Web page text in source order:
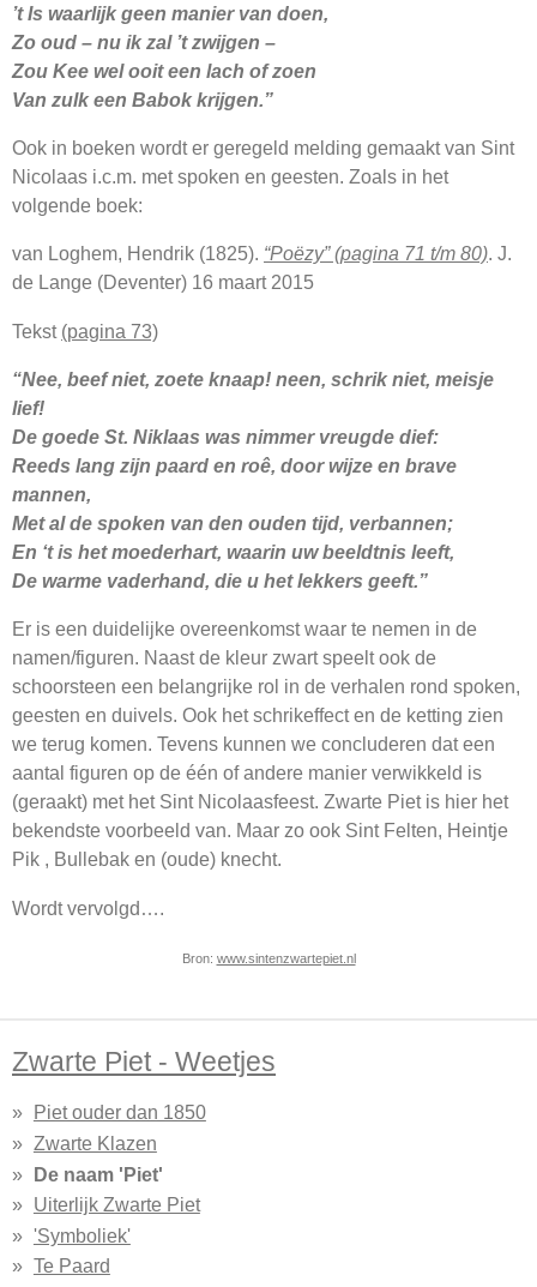
’t Is waarlijk geen manier van doen,
Zo oud – nu ik zal ’t zwijgen –
Zou Kee wel ooit een lach of zoen
Van zulk een Babok krijgen.”
Ook in boeken wordt er geregeld melding gemaakt van Sint
Nicolaas i.c.m. met spoken en geesten. Zoals in het
volgende boek:
van Loghem, Hendrik (1825). “Poëzy” (pagina 71 t/m 80). J.
de Lange (Deventer) 16 maart 2015
Tekst (pagina 73)
“Nee, beef niet, zoete knaap! neen, schrik niet, meisje
lief!
De goede St. Niklaas was nimmer vreugde dief:
Reeds lang zijn paard en roê, door wijze en brave
mannen,
Met al de spoken van den ouden tijd, verbannen;
En ‘t is het moederhart, waarin uw beeldtnis leeft,
De warme vaderhand, die u het lekkers geeft.”
Er is een duidelijke overeenkomst waar te nemen in de
namen/figuren. Naast de kleur zwart speelt ook de
schoorsteen een belangrijke rol in de verhalen rond spoken,
geesten en duivels. Ook het schrikeffect en de ketting zien
we terug komen. Tevens kunnen we concluderen dat een
aantal figuren op de één of andere manier verwikkeld is
(geraakt) met het Sint Nicolaasfeest. Zwarte Piet is hier het
bekendste voorbeeld van. Maar zo ook Sint Felten, Heintje
Pik , Bullebak en (oude) knecht.
Wordt vervolgd….
Bron: www.sintenzwartepiet.nl
Zwarte Piet - Weetjes
Piet ouder dan 1850
Zwarte Klazen
De naam 'Piet'
Uiterlijk Zwarte Piet
'Symboliek'
Te Paard